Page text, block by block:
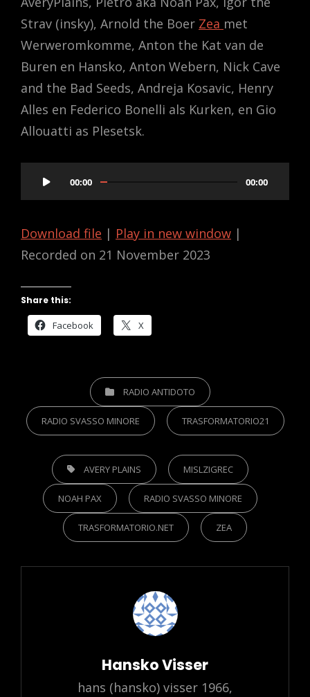
Strav (insky), Arnold the Boer Zea met
Werweromkomme, Anton the Kat van de
Buren en Hansko, Anton Webern, Nick Cave
and the Bad Seeds, Andreja Kosavic, Henry
Alles en Federico Bonelli als Kurken, en Gio
Allouatti as Plesetsk.
00:00 00:00
Download file | Play in new window |
Recorded on 21 November 2023
Share this:
Facebook X
CATEGORIESRADIO ANTIDOTO
RADIO SVASSO MINORE TRASFORMATORIO21
TAGS, AVERY PLAINS MISLZIGREC
NOAH PAX RADIO SVASSO MINORE
TRASFORMATORIO.NET ZEA
Author:
Hansko Visser
hans (hansko) visser 1966,